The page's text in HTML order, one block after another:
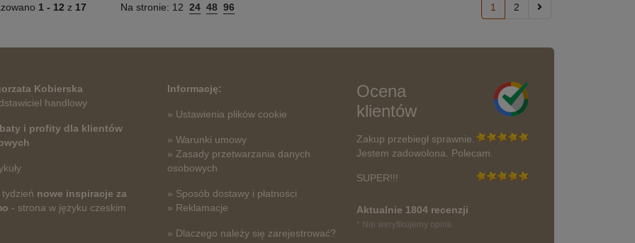
1 - 12 z 17 Na stronie: 12 24 48 96 1 2
Kobierska
handlowy
i profity dla klientów
nowe inspiracje za
- strona w języku czeskim
Informację:
» Ustawienia plików cookie
» Warunki umowy
» Zasady przetwarzania danych
osobowych
» Sposób dostawy i płatności
» Reklamacje
» Dlaczego należy się zarejestrować?
Ocena
klientów
Zakup przebiegł sprawnie.
Jestem zadowolona. Polecam.
SUPER!!!
Aktualnie 1804 recenzji
* Nie weryfikujemy opinii